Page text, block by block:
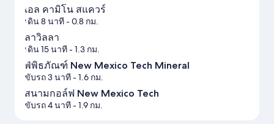
เอล คามิโน สแควร์
เดิน 8 นาที- 0.8 กม.
ลาวิลลา
เดิน 15 นาที- 1.3 กม.
พิพิธภัณฑ์ New Mexico Tech Mineral
ขับรถ 3 นาที- 1.6 กม.
สนามกอล์ฟ New Mexico Tech
ขับรถ 4 นาที- 1.9 กม.